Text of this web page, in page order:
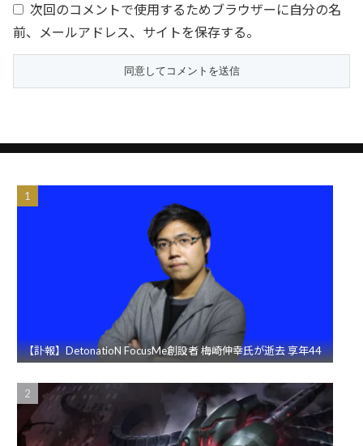
次回のコメントで使用するためブラウザーに自分の名
前、メールアドレス、サイトを保存する。
【訃報】DetonatioN FocusMe創設者 梅崎伸幸氏が逝去 享年44